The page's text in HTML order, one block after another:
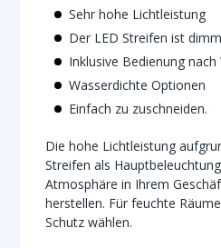
Sehr hohe Lichtleistung
Der LED Streifen ist
Inklusive Bedienung nach
Wasserdichte Optionen
Einfach zu zuschneiden.
Die hohe Lichtleistung
Streifen als
Atmosphäre in Ihrem
herstellen. Für feuchte
Schutz wählen.